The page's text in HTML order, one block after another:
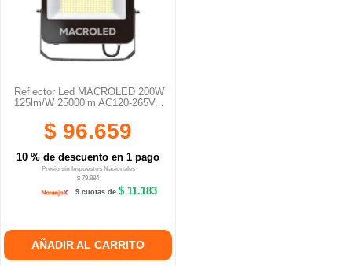
Reflector Led MACROLED 200W
125lm/W 25000lm AC120-265V...
$ 96.659
10 % de descuento en 1 pago
Precio sin Impuestos Nacionales
$ 79.884
9 cuotas de $ 11.183
AÑADIR AL CARRITO